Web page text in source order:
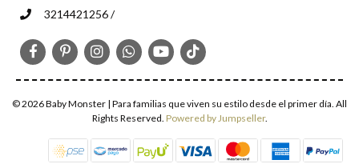
3214421256 /
© 2026 Baby Monster | Para familias que viven su estilo desde el primer día. All
Rights Reserved. Powered by Jumpseller.